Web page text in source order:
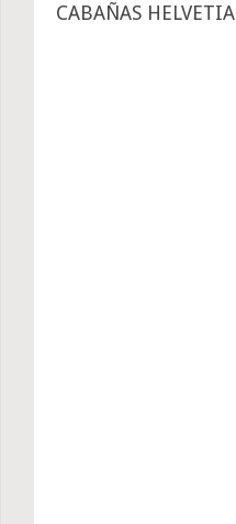
CABAÑAS HELVETIA